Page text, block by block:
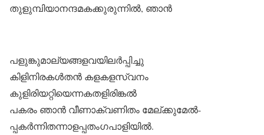
തുളുമ്പിയാനന്ദമകക്കുരുന്നിൽ, ഞാൻ
പളുങ്കുമാല്യങ്ങളവയിലർപ്പിച്ചു
കിളിനിരകൾതൻ കളകളസ്വനം
കുളിരിയറ്റിയെന്നകതളിരിങ്കൽ
പകരം ഞാൻ വീണാക്വണിതം മേല്ക്കുമേൽ-
പ്പകർന്നിതന്നാളപ്പതംഗപാളിയിൽ.